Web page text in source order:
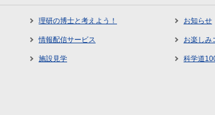
理研の博士と考えよう！ お知らせ
情報配信サービス お楽しみ
施設見学 科学道